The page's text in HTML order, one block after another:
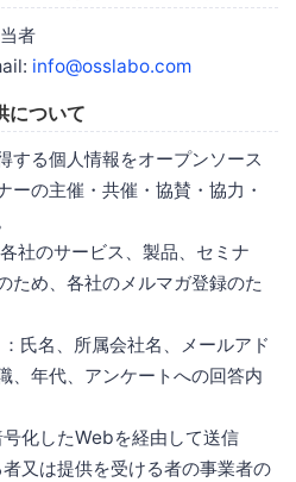
者
info@osslabo.com
について
する個人情報をオープンソース
ーの主催・共催・協賛・協力・
社のサービス、製品、セミナ
ため、各社のメルマガ登録のた
氏名、所属会社名、メールアド
、年代、アンケートへの回答内
化したWebを経由して送信
又は提供を受ける者の事業者の